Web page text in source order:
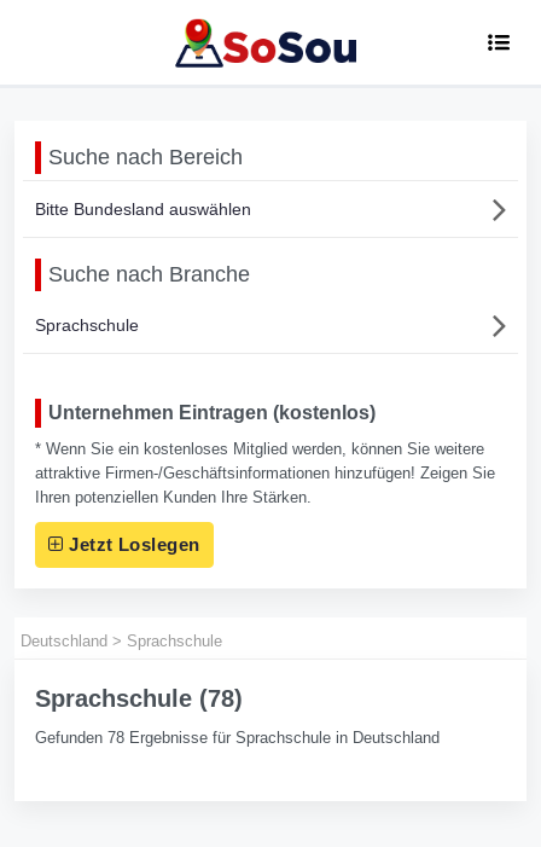
Suche nach Bereich
Bitte Bundesland auswählen
Suche nach Branche
Sprachschule
Unternehmen Eintragen (kostenlos)
* Wenn Sie ein kostenloses Mitglied werden, können Sie weitere
attraktive Firmen-/Geschäftsinformationen hinzufügen! Zeigen Sie
Ihren potenziellen Kunden Ihre Stärken.
Jetzt Loslegen
Deutschland > Sprachschule
Sprachschule (78)
Gefunden 78 Ergebnisse für Sprachschule in Deutschland